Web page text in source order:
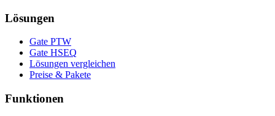
Lösungen
Gate PTW
Gate HSEQ
Lösungen vergleichen
Preise & Pakete
Funktionen